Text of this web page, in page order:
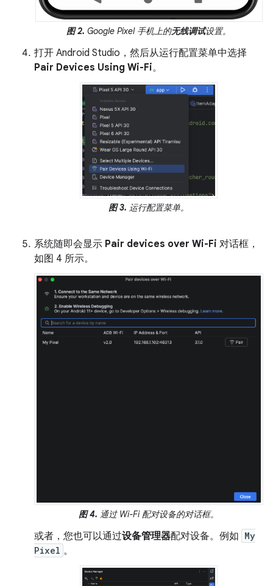
图 2. Google Pixel 手机上的无线调试设置。
打开 Android Studio，然后从运行配置菜单中选择
Pair Devices Using Wi-Fi。
图 3. 运行配置菜单。
系统随即会显示 Pair devices over Wi-Fi 对话框，
如图 4 所示。
图 4. 通过 Wi-Fi 配对设备的对话框。
或者，您也可以通过设备管理器配对设备。例如 My
Pixel 。